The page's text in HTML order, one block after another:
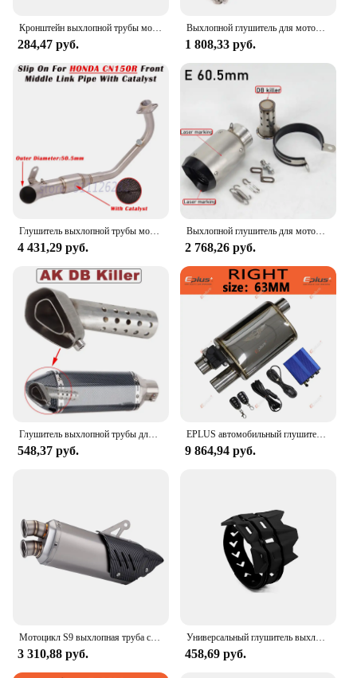
Кронштейн выхлопной трубы мотоцикла Z/L-образный модификация мотоцикла, зажимы для выхлопной трубы, аксессуар для фиксированного кронштейна из нержавеющей стали
284,47 руб.
Выхлопной глушитель для мотоцикла CFMOTO 450SR 450 NK SR 2022 2023, 51 мм
1 808,33 руб.
Глушитель выхлопной трубы мотоцикла, 51 мм, из нержавеющей стали
4 431,29 руб.
Выхлопной глушитель для мотоцикла, 60,5 мм/51 мм, из титанового сплава
2 768,26 руб.
548,37 руб.
EPLUS автомобильный глушитель нержавеющая выхлопная система Электрический клапан контроль выхлопной трубы комплект Регулируемый угол клапана углеродная насадка
9 864,94 руб.
3 310,88 руб.
Универсальный глушитель выхлопных газов, защита для глушителя, подходит для KTM, Honda, Yamaha, мотоциклов, кроссовых мотоциклов, питбайков, круглых выхлопных газов
458,69 руб.